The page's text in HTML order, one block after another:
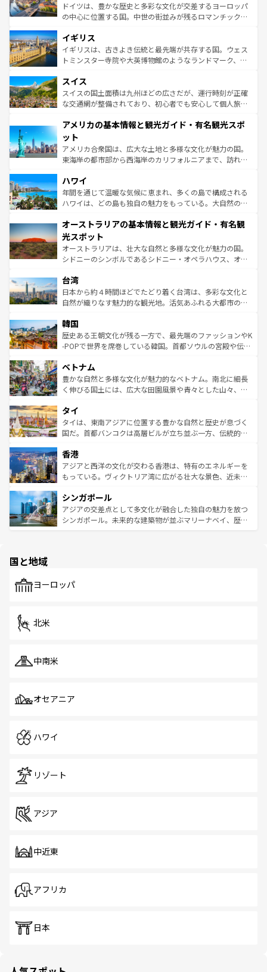
から魅了する。また、フランスは美食の国としても知ら
れ、フランス料理はユネスコ無形文化遺産にも登録されて
香り高いラベンダー畑など、多彩な楽しみ方が可能だ。さ
らに、パリ以外の地域にも魅力が溢れており、どの街角に
も豊かな歴史と文化が息づいている。パリ以外の個性あふ
を参照してほしい。
ドイツは、豊かな歴史と多彩な文化が交差するヨーロッパ
の中心に位置する国。中世の街並みが残るロマンチック街
顔を持つこの国は、どこを歩いても飽きることがない。ベ
ルリンの文化的活気、バイエルン州のアルプスの絶景、そ
してライン川沿いのワイン畑といった風景は必見。ビール
は、お酒好きな人にはぜひ体験してほしい。 なお、新着の
ドイツ情報はコンテンツ一覧を参照してほしい。
イギリス
イギリスは、古きよき伝統と最先端が共存する国。ウェス
トミンスター寺院や大英博物館のようなランドマーク、歴
リアごとに異なる魅力がある。また、優雅なアフタヌーン
ティー、ビール好きにはたまらない英国パブ、サッカー観
戦など、本場だからこそできる体験も豊富。イギリスを旅
ンツ一覧を参照してほしい。
スイス
スイスの国土面積は九州ほどの広さだが、運行時刻が正確
な交通網が整備されており、初心者でも安心して個人旅行
の建物がそのまま残る町や、スイスならではのユニークな
博物館もあり、アルプス観光だけでなく町歩きも満喫する
ことができる。国民の所得が高いため物価も高いが、旅行
者向けの交通パス提供のサービスもあり、うまく活用すれ
着のスイス情報は
アメリカの基本情報と観光ガイド・有名観光スポ
ット
アメリカ合衆国は、広大な土地と多様な文化が魅力の国。
東海岸の都市部から西海岸のカリフォルニアまで、訪れる
のような巨大都市は、観光、ショッピング、エンターテイ
ンメントが詰まった刺激的なスポットだ。一方、アメリカ
西部には大自然が広がり、グランドキャニオンやイエロー
部のニューオーリンズでは、音楽と美食が融合した独特の
文化が魅力。旅行者はアメリカの各地域で異なる魅力を楽
しみながら、その多様性と豊かな歴史を感じることができ
るだろう。車でのロードトリップや列車の旅も、アメリカ
情報は
ハワイ
年間を通じて温暖な気候に恵まれ、多くの島で構成される
ハワイは、どの島も独自の魅力をもっている。大自然の神
ワイ島は見逃せない。また、定番の観光地といえばオアフ
島だが、静かな自然を求めるならマウイ島やカウアイ島が
おすすめ。エメラルドグリーンに輝く海をはじめ、豊かな
文化や歴史が息づいている。「アロハスピリット」と呼ば
人々、おいしいローカルフードやハワイアンミュージッ
ク、伝統的なフラダンスなど、すべてがハワイの魅力を彩
っている。訪れるたびに新しい発見と感動が待っているハ
はコンテンツ一覧
オーストラリアの基本情報と観光ガイド・有名観
光スポット
オーストラリアは、壮大な自然と多様な文化が魅力の国。
シドニーのシンボルであるシドニー・オペラハウス、オー
リアリーフや大陸中央部にそびえるウルル（エアーズロッ
ク）、タスマニアの美しい原生林やケアンズの熱帯雨林な
ど、見どころがたくさん。また、カフェやワイン、オージ
いる。アクティビティも充実しており、サーフィンやダイ
ビング、ハイキングなど、アウトドア好きにはたまらな
い。オーストラリアの多彩な魅力を存分に味わいつくそ
参照してほしい。
台湾
日本から約４時間ほどでたどり着く台湾は、多彩な文化と
自然が織りなす魅力的な観光地。活気あふれる大都市の台
ン）、静ひつな山岳地帯である台湾東部など、都市の喧騒
と山間の静けさが共存しており、訪れる人に新しい発見と
驚きをもたらしてくれる。また、奥深い台湾の食文化も魅
容にもいいと評判のスイーツなど、バラエティ豊かな料理
が味わえる。 なお、新着の台湾情報は コンテンツ一覧を参
照してほしい。
韓国
歴史ある王朝文化が残る一方で、最先端のファッションやK
-POPで世界を席巻している韓国。首都ソウルの宮殿や伝統
き、地方に足を延ばせば四季折々の自然美を楽しむことが
できる。そして、キムチや焼肉、絶品のストリートフード
まで、さまざまな韓国料理が待っている。夜には、韓国な
リティに包まれながら、韓国の多彩な魅力を心ゆくまで味
わってみてほしい。 なお、新着の韓国情報はコンテンツ一
覧を参照してほしい。
ベトナム
豊かな自然と多様な文化が魅力的なベトナム。南北に細長
く伸びる国土には、広大な田園風景や青々とした山々、世
急速な発展と共に伝統が息づく。ハノイの古い町並みやホ
ーチミン市のフランス統治時代の建物も、独特の雰囲気を
醸し出している。また、バラエティの豊かさとおいしさで
とつ。フォーやバインミー、ベトナムコーヒーなどは、ぜ
ひ現地で味わいたい。どの地域を訪れてもあたたかい人々
が旅行者を迎えてくれるので、きっと忘れられない旅にな
参照してほしい。
タイ
タイは、東南アジアに位置する豊かな自然と歴史が息づく
国だ。首都バンコクは高層ビルが立ち並ぶ一方、伝統的な
の活気が交差している。北部ではチェンマイなどの山岳地
帯で自然と触れ合い、南部ではプーケットやクラビの美し
いビーチでリゾート気分を楽しむことができる。タイ料理
激する。気候は一年中温暖で、どの季節にも異なる楽しみ
が待っている。親しみやすいタイの人々、仏教を中心とし
た文化、そして多様な観光資源が、訪れる旅人を魅了し続
香港
アジアと西洋の文化が交わる香港は、特有のエネルギーを
もっている。ヴィクトリア湾に広がる壮大な景色、近未来
み、どこを訪れても感動するはず。観光スポットが密集し
ており、効率よく見どころを回れるのも魅力。息をのむよ
うな絶景から文化的な体験まで、香港を存分に楽しみ尽く
シンガポール
アジアの交差点として多文化が融合した独自の魅力を放つ
シンガポール。未来的な建築物が並ぶマリーナベイ、歴史
で、ホーカーズは地元の風情を楽しめる外せないスポット
国と地域
ヨーロッパ
北米
中南米
オセアニア
ハワイ
リゾート
アジア
中近東
アフリカ
日本